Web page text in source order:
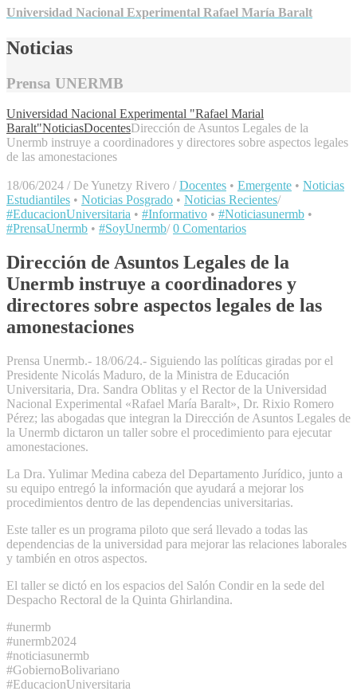
Universidad Nacional Experimental Rafael María Baralt
Noticias
Prensa UNERMB
Universidad Nacional Experimental "Rafael Marial
Baralt"NoticiasDocentesDirección de Asuntos Legales de la
Unermb instruye a coordinadores y directores sobre aspectos legales
de las amonestaciones
18/06/2024 / De Yunetzy Rivero / Docentes • Emergente • Noticias
Estudiantiles • Noticias Posgrado • Noticias Recientes/
#EducacionUniversitaria • #Informativo • #Noticiasunermb •
#PrensaUnermb • #SoyUnermb/ 0 Comentarios
Dirección de Asuntos Legales de la
Unermb instruye a coordinadores y
directores sobre aspectos legales de las
amonestaciones
Prensa Unermb.- 18/06/24.- Siguiendo las políticas giradas por el
Presidente Nicolás Maduro, de la Ministra de Educación
Universitaria, Dra. Sandra Oblitas y el Rector de la Universidad
Nacional Experimental «Rafael María Baralt», Dr. Rixio Romero
Pérez; las abogadas que integran la Dirección de Asuntos Legales de
la Unermb dictaron un taller sobre el procedimiento para ejecutar
amonestaciones.
La Dra. Yulimar Medina cabeza del Departamento Jurídico, junto a
su equipo entregó la información que ayudará a mejorar los
procedimientos dentro de las dependencias universitarias.
Este taller es un programa piloto que será llevado a todas las
dependencias de la universidad para mejorar las relaciones laborales
y también en otros aspectos.
El taller se dictó en los espacios del Salón Condir en la sede del
Despacho Rectoral de la Quinta Ghirlandina.
#unermb
#unermb2024
#noticiasunermb
#GobiernoBolivariano
#EducacionUniversitaria